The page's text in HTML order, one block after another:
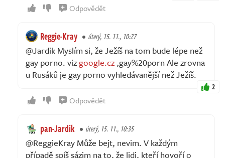
Odpovědět
Reggie-Kray úterý, 15. 11., 10:27
@Jardik Myslím si, že Ježíš na tom bude lépe než
gay porno. vizgoogle.cz ,gay%20porn Ale zrovna
u Rusáků je gay porno vyhledávanější než Ježíš.
2
Odpovědět
pan-Jardik úterý, 15. 11., 10:35
@ReggieKray Může bejt, nevim. V každým
případě spíš sázim na to, že lidi, kteří hovoří o